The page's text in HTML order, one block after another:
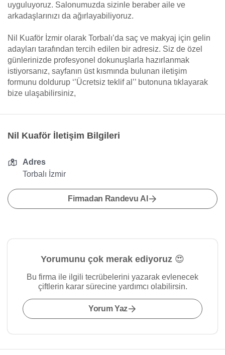
uyguluyoruz. Salonumuzda sizinle beraber aile ve
arkadaşlarınızı da ağırlayabiliyoruz.
Nil Kuaför İzmir olarak Torbalı’da saç ve makyaj için gelin
adayları tarafından tercih edilen bir adresiz. Siz de özel
günlerinizde profesyonel dokunuşlarla hazırlanmak
istiyorsanız, sayfanın üst kısmında bulunan iletişim
formunu doldurup ‘’Ücretsiz teklif al’’ butonuna tıklayarak
bize ulaşabilirsiniz,
Nil Kuaför İletişim Bilgileri
Adres
Torbalı İzmir
Firmadan Randevu Al
Yorumunu çok merak ediyoruz 😍
Bu firma ile ilgili tecrübelerini yazarak evlenecek
çiftlerin karar sürecine yardımcı olabilirsin.
Yorum Yaz